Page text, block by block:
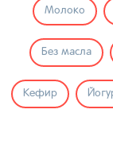
Молоко
Без масла
Кефир